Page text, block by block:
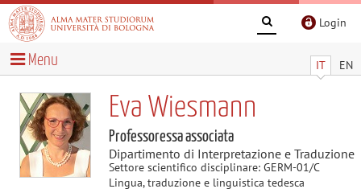
Login
IT EN
Menu
Eva Wiesmann
Professoressa associata
Dipartimento di Interpretazione e Traduzione
Settore scientifico disciplinare: GERM-01/C
Lingua, traduzione e linguistica tedesca